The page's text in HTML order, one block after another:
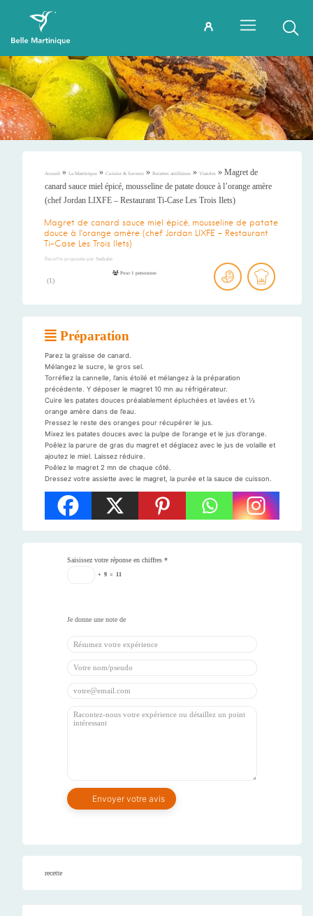
Accueil » La Martinique » Cuisine & Saveurs » Recettes antillaises » Viandes » Magret de
canard sauce miel épicé, mousseline de patate douce à l’orange amère
(chef Jordan LIXFE – Restaurant Ti-Case Les Trois Ilets)
Magret de canard sauce miel épicé, mousseline de patate
douce à l’orange amère (chef Jordan LIXFE – Restaurant
Ti-Case Les Trois Ilets)
Recette proposée par Nathalie
(1)
Pour 1 personnes
Préparation
Parez la graisse de canard.
Mélangez le sucre, le gros sel.
Torréfiez la cannelle, l’anis étoilé et mélangez à la préparation
précédente. Y déposer le magret 10 mn au réfrigérateur.
Cuire les patates douces préalablement épluchées et lavées et ½
orange amère dans de l’eau.
Pressez le reste des oranges pour récupérer le jus.
Mixez les patates douces avec la pulpe de l’orange et le jus d’orange.
Poêlez la parure de gras du magret et déglacez avec le jus de volaille et
ajoutez le miel. Laissez réduire.
Poêlez le magret 2 mn de chaque côté.
Dressez votre assiette avec le magret, la purée et la sauce de cuisson.
Saisissez votre réponse en chiffres *
+ 9 = 11
recette